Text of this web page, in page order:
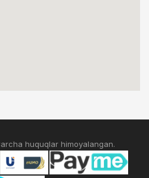
huquqlar himoyalangan.